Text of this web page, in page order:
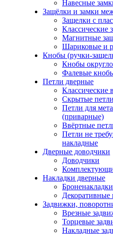
Навесные
Защёлки и замки
Защелки с
Классические
Магнитные
Шариковые и
Кнобы (ручки-
Кнобы
Фалевые
Петли дверные
Классические
Скрытые петли
Петли для
(приварные)
Ввёртные
Петли не
накладные
Дверные доводчики
Доводчики
Накладки дверные
Декоративные
Задвижки,
Врезные
Торцевые
Накладные